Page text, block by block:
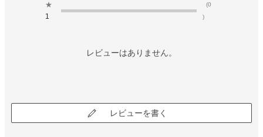
★
1
(0
)
レビューはありません。
レビューを書く